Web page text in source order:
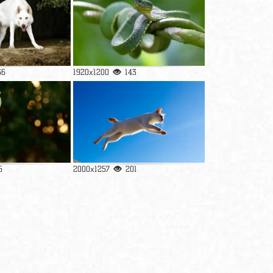
1920x1200 143
2000x1257 201